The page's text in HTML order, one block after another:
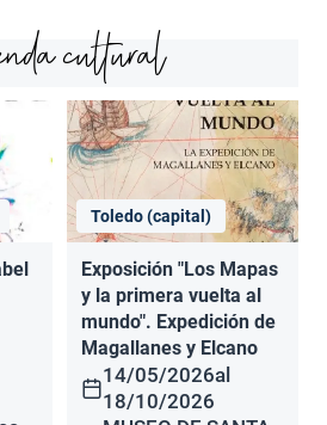
cultural
Toledo (capital)
Exposición "Los Mapas
y la primera vuelta al
mundo". Expedición de
Magallanes y Elcano
14/05/2026al
18/10/2026